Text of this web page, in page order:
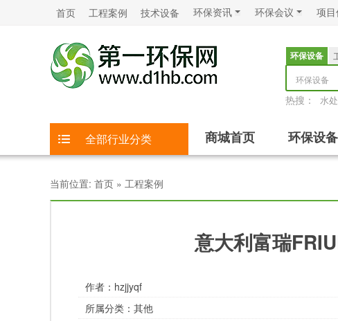
首页 工程案例 技术设备 环保资讯 环保会议 项
环保设备
环保设备
热搜： 水
全部行业分类 商城首页 环保设备
当前位置: 首页 » 工程案例
意大利富瑞
作者： hzjjyqf
所属分类： 其他